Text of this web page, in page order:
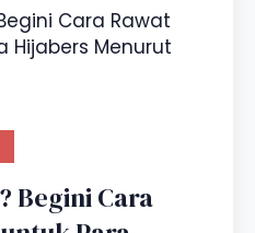
Begini Cara